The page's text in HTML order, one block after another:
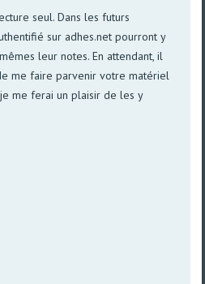
seul. Dans les futurs
sur adhes.net pourront y
leur notes. En attendant, il
me faire parvenir votre matériel
me ferai un plaisir de les y